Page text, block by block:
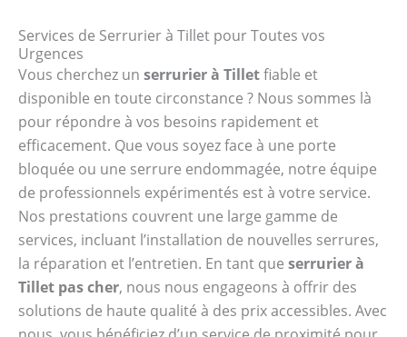
Services de Serrurier à Tillet pour Toutes vos
Urgences
Vous cherchez un serrurier à Tilletfiable et
disponible en toute circonstance ? Nous sommes là
pour répondre à vos besoins rapidement et
efficacement. Que vous soyez face à une porte
bloquée ou une serrure endommagée, notre équipe
de professionnels expérimentés est à votre service.
Nos prestations couvrent une large gamme de
services, incluant l’installation de nouvelles serrures,
la réparation et l’entretien. En tant que serrurier à
Tillet pas cher, nous nous engageons à offrir des
solutions de haute qualité à des prix accessibles. Avec